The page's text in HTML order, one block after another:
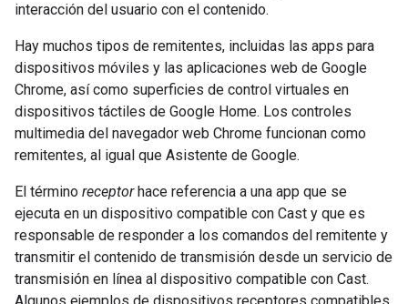
interacción del usuario con el contenido.
Hay muchos tipos de remitentes, incluidas las apps para
dispositivos móviles y las aplicaciones web de Google
Chrome, así como superficies de control virtuales en
dispositivos táctiles de Google Home. Los controles
multimedia del navegador web Chrome funcionan como
remitentes, al igual que Asistente de Google.
El término receptorhace referencia a una app que se
ejecuta en un dispositivo compatible con Cast y que es
responsable de responder a los comandos del remitente y
transmitir el contenido de transmisión desde un servicio de
transmisión en línea al dispositivo compatible con Cast.